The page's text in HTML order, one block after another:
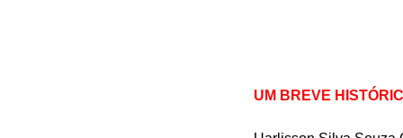
UM BREVE